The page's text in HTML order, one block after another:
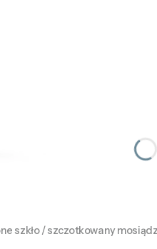
szkło / szczotkowany mosiądz